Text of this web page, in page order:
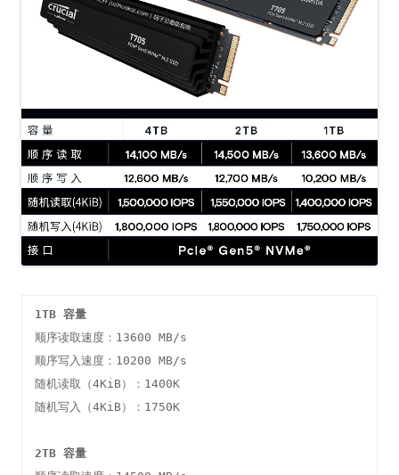
1TB 容量
顺序读取速度：13600 MB/s
顺序写入速度：10200 MB/s
随机读取（4KiB）：1400K
随机写入（4KiB）：1750K
2TB 容量